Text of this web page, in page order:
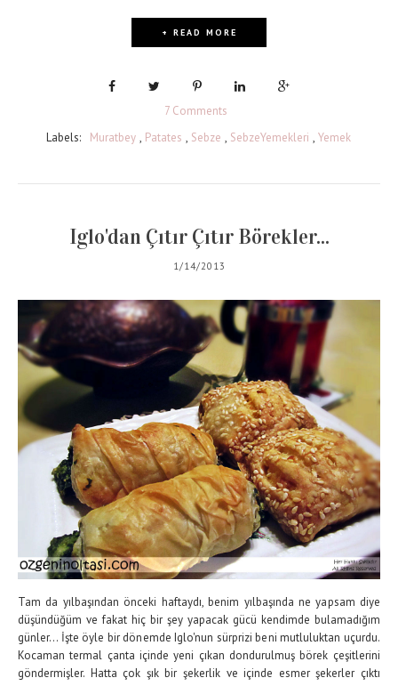
+ READ MORE
7 Comments
Labels:
Muratbey , Patates , Sebze , SebzeYemekleri , Yemek
Iglo'dan Çıtır Çıtır Börekler...
1/14/2013
Tam da yılbaşından önceki haftaydı, benim yılbaşında ne yapsam diye
düşündüğüm ve fakat hiç bir şey yapacak gücü kendimde bulamadığım
günler... İşte öyle bir dönemde Iglo'nun sürprizi beni mutluluktan uçurdu.
Kocaman termal çanta içinde yeni çıkan dondurulmuş börek çeşitlerini
göndermişler. Hatta çok şık bir şekerlik ve içinde esmer şekerler çıktı